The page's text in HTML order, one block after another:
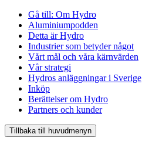
Gå till: Om Hydro
Aluminiumpodden
Detta är Hydro
Industrier som betyder något
Vårt mål och våra kärnvärden
Vår strategi
Hydros anläggningar i Sverige
Inköp
Berättelser om Hydro
Partners och kunder
Tillbaka till huvudmenyn